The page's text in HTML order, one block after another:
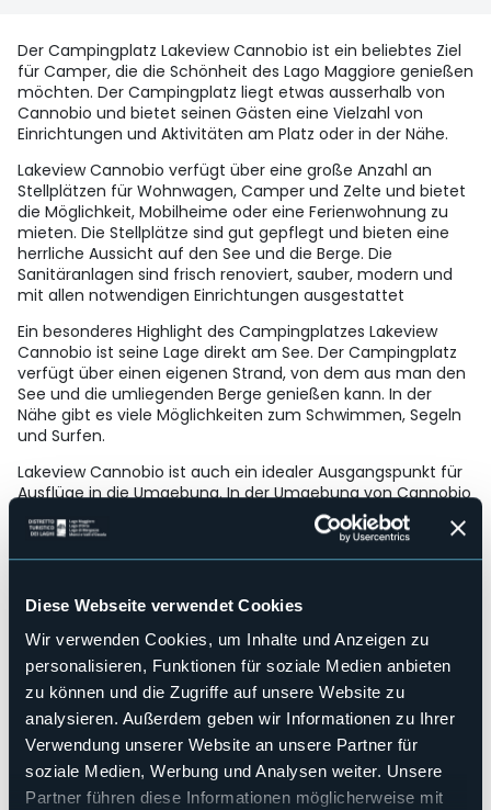
Diese Webseite verwendet Cookies
Wir verwenden Cookies, um Inhalte und Anzeigen zu
personalisieren, Funktionen für soziale Medien anbieten
zu können und die Zugriffe auf unsere Website zu
analysieren. Außerdem geben wir Informationen zu Ihrer
Verwendung unserer Website an unsere Partner für
soziale Medien, Werbung und Analysen weiter. Unsere
Partner führen diese Informationen möglicherweise mit
Der Campingplatz Lakeview Cannobio ist ein beliebtes Ziel
für Camper, die die Schönheit des Lago Maggiore genießen
möchten. Der Campingplatz liegt etwas ausserhalb von
Cannobio und bietet seinen Gästen eine Vielzahl von
Einrichtungen und Aktivitäten am Platz oder in der Nähe.
Lakeview Cannobio verfügt über eine große Anzahl an
Stellplätzen für Wohnwagen, Camper und Zelte und bietet
die Möglichkeit, Mobilheime oder eine Ferienwohnung zu
mieten. Die Stellplätze sind gut gepflegt und bieten eine
herrliche Aussicht auf den See und die Berge. Die
Sanitäranlagen sind frisch renoviert, sauber, modern und
mit allen notwendigen Einrichtungen ausgestattet
Ein besonderes Highlight des Campingplatzes Lakeview
Cannobio ist seine Lage direkt am See. Der Campingplatz
verfügt über einen eigenen Strand, von dem aus man den
See und die umliegenden Berge genießen kann. In der
Nähe gibt es viele Möglichkeiten zum Schwimmen, Segeln
und Surfen.
Lakeview Cannobio ist auch ein idealer Ausgangspunkt für
Ausflüge in die Umgebung. In der Umgebung von Cannobio
gibt es viele Orte, die einen Besuch wert sind, wie die
Borromäischen Inseln, die Städte Stresa und Verbania und
die botanischen Gärten von Villa Taranto.
Strukturen für Behinderten
No
Wellness
No
Kongresshalle
No
Hallenbad
No